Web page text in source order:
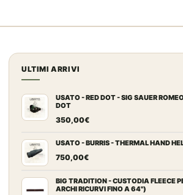
ULTIMI ARRIVI
USATO - RED DOT - SIG SAUER
DOT
350,00€
USATO - BURRIS - THERMAL HAND
750,00€
BIG TRADITION - CUSTODIA FLEECE
ARCHI RICURVI FINO A 64")